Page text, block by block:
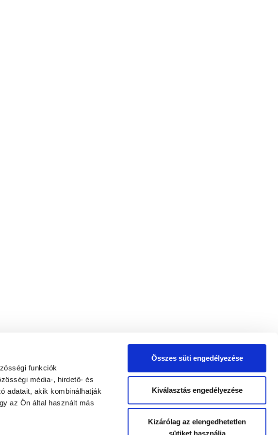
funkciók
média-, hirdető- és
adatait, akik kombinálhatják
az Ön által használt más
Összes süti engedélyezése
Kiválasztás engedélyezése
Kizárólag az elengedhetetlen
sütiket használja